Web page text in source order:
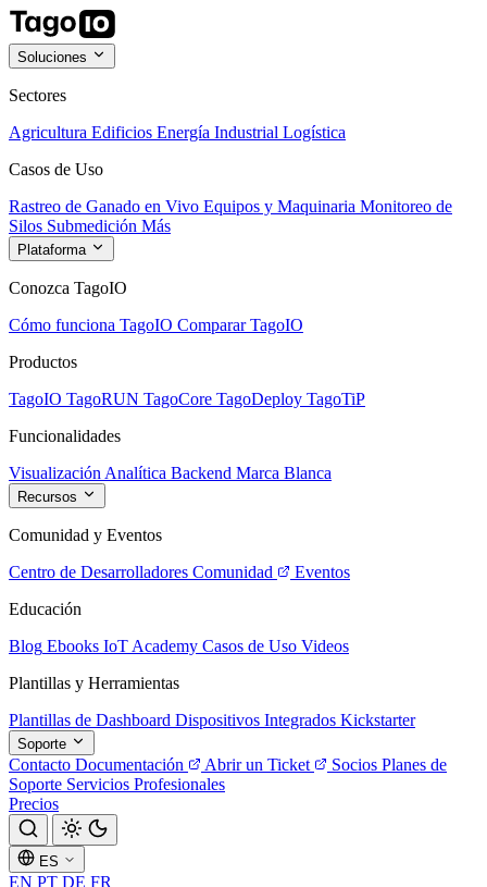
Soluciones
Sectores
Agricultura Edificios Energía Industrial Logística
Casos de Uso
Rastreo de Ganado en Vivo Equipos y Maquinaria Monitoreo de
Silos Submedición Más
Plataforma
Conozca TagoIO
Cómo funciona TagoIO Comparar TagoIO
Productos
TagoIO TagoRUN TagoCore TagoDeploy TagoTiP
Funcionalidades
Visualización Analítica Backend Marca Blanca
Recursos
Comunidad y Eventos
Centro de Desarrolladores Comunidad
Eventos
Educación
Blog Ebooks IoT Academy Casos de Uso Videos
Plantillas y Herramientas
Plantillas de Dashboard Dispositivos Integrados Kickstarter
Soporte
Contacto Documentación Abrir un Ticket Socios Planes de
Soporte Servicios Profesionales
Precios
ES
EN PT DE FR